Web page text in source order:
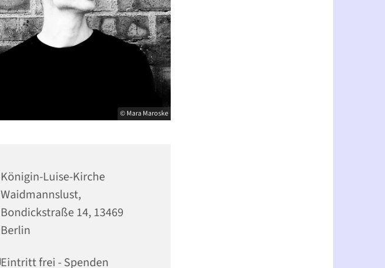
© Mara Maroske
Königin-Luise-Kirche
Waidmannslust,
Bondickstraße 14, 13469
Berlin
Eintritt frei - Spenden